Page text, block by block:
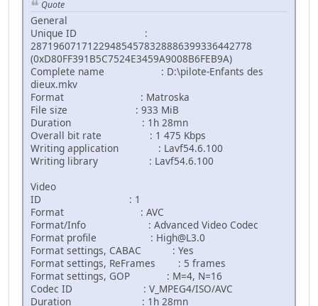
Quote
General
Unique ID :
287196071712294854578328886399336442778
(0xD80FF391B5C7524E3459A9008B6FEB9A)
Complete name : D:\pilote-Enfants des
dieux.mkv
Format : Matroska
File size : 933 MiB
Duration : 1h 28mn
Overall bit rate : 1 475 Kbps
Writing application : Lavf54.6.100
Writing library : Lavf54.6.100
Video
ID : 1
Format : AVC
Format/Info : Advanced Video Codec
Format profile : High@L3.0
Format settings, CABAC : Yes
Format settings, ReFrames : 5 frames
Format settings, GOP : M=4, N=16
Codec ID : V_MPEG4/ISO/AVC
Duration : 1h 28mn